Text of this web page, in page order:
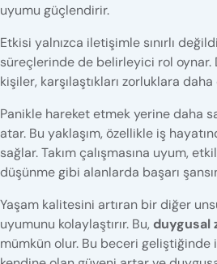
uyumu güçlendirir.
Etkisi yalnızca iletişimle sınırlı
süreçlerinde de belirleyici rol oynar.
kişiler, karşılaştıkları zorluklara daha
Panikle hareket etmek yerine daha
atar. Bu yaklaşım, özellikle iş
sağlar. Takım çalışmasına uyum,
düşünme gibi alanlarda başarı
Yaşam kalitesini artıran bir diğer
uyumunu kolaylaştırır. Bu, duygusal
mümkün olur. Bu beceri